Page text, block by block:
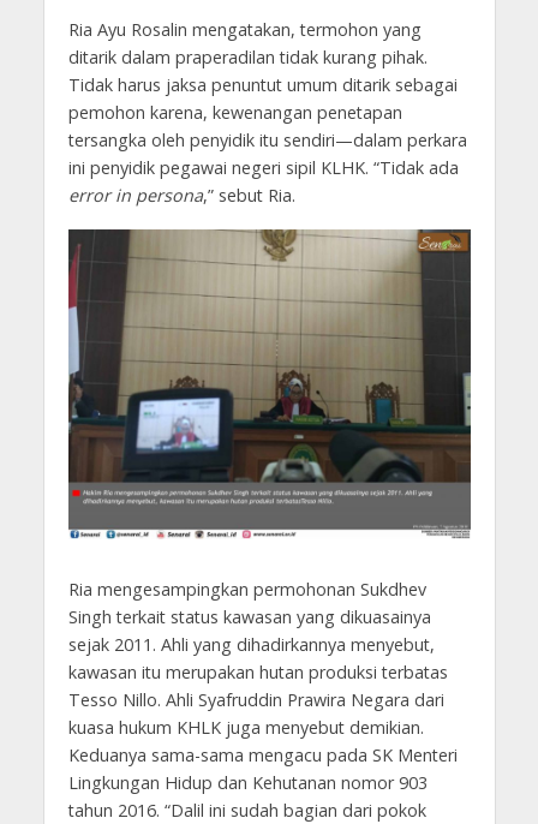
Ria Ayu Rosalin mengatakan, termohon yang
ditarik dalam praperadilan tidak kurang pihak.
Tidak harus jaksa penuntut umum ditarik sebagai
pemohon karena, kewenangan penetapan
tersangka oleh penyidik itu sendiri—dalam perkara
ini penyidik pegawai negeri sipil KLHK. “Tidak ada
error in persona,” sebut Ria.
Ria mengesampingkan permohonan Sukdhev
Singh terkait status kawasan yang dikuasainya
sejak 2011. Ahli yang dihadirkannya menyebut,
kawasan itu merupakan hutan produksi terbatas
Tesso Nillo. Ahli Syafruddin Prawira Negara dari
kuasa hukum KHLK juga menyebut demikian.
Keduanya sama-sama mengacu pada SK Menteri
Lingkungan Hidup dan Kehutanan nomor 903
tahun 2016. “Dalil ini sudah bagian dari pokok